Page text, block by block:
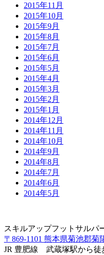
2015年11月
2015年10月
2015年9月
2015年8月
2015年7月
2015年6月
2015年5月
2015年4月
2015年3月
2015年2月
2015年1月
2014年12月
2014年11月
2014年10月
2014年9月
2014年8月
2014年7月
2014年6月
2014年5月
スキルアップフットサルパ
〒869-1101 熊本県菊池郡菊
JR 豊肥線 武蔵塚駅から徒